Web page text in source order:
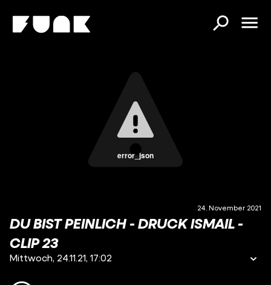
error_json
24. November 2021
DU BIST PEINLICH - DRUCK ISMAIL -
CLIP 23
Mittwoch, 24.11.21, 17:02